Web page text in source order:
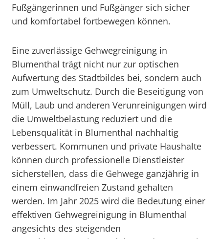
Fußgängerinnen und Fußgänger sich sicher
und komfortabel fortbewegen können.
Eine zuverlässige Gehwegreinigung in
Blumenthal trägt nicht nur zur optischen
Aufwertung des Stadtbildes bei, sondern auch
zum Umweltschutz. Durch die Beseitigung von
Müll, Laub und anderen Verunreinigungen wird
die Umweltbelastung reduziert und die
Lebensqualität in Blumenthal nachhaltig
verbessert. Kommunen und private Haushalte
können durch professionelle Dienstleister
sicherstellen, dass die Gehwege ganzjährig in
einem einwandfreien Zustand gehalten
werden. Im Jahr 2025 wird die Bedeutung einer
effektiven Gehwegreinigung in Blumenthal
angesichts des steigenden